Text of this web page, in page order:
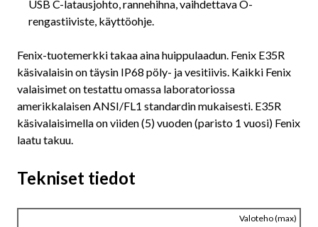
USB C-latausjohto, rannehihna, vaihdettava O-
rengastiiviste, käyttöohje.
Fenix-tuotemerkki takaa aina huippulaadun. Fenix E35R
käsivalaisin on täysin IP68 pöly- ja vesitiivis. Kaikki Fenix
valaisimet on testattu omassa laboratoriossa
amerikkalaisen ANSI/FL1 standardin mukaisesti. E35R
käsivalaisimella on viiden (5) vuoden (paristo 1 vuosi) Fenix
laatu takuu.
Tekniset tiedot
Valoteho (max)